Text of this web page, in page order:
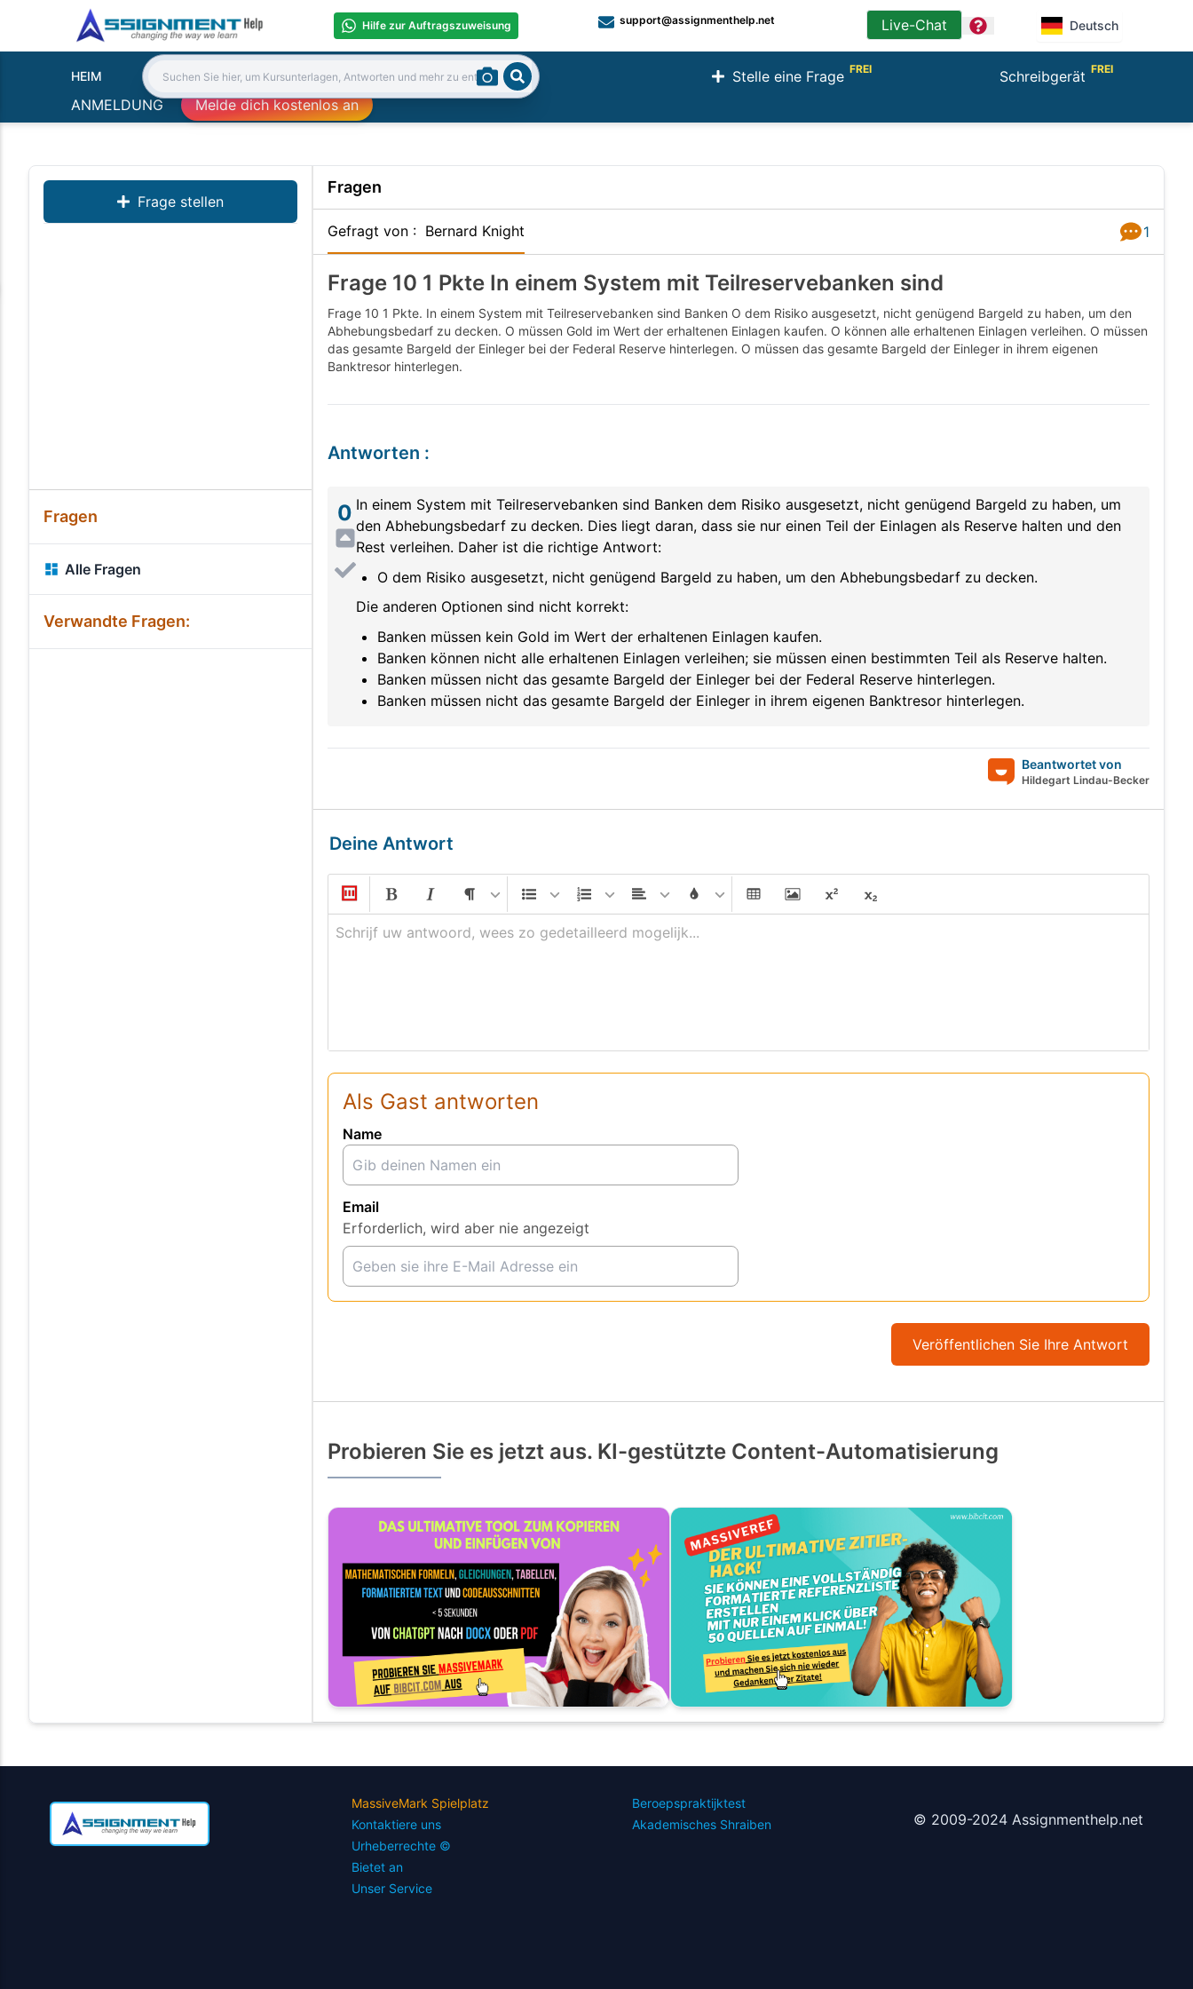
Hilfe zur Auftragszuweisung support@assignmenthelp.net Live-Chat question Deutsch
HEIM Stelle eine Frage FREI Schreibgerät FREI
ANMELDUNG Melde dich kostenlos an
Search: Search
Frage stellen
Fragen
Alle Fragen
Verwandte Fragen:
Fragen
Gefragt von : Bernard Knight
Antworten
1
Frage 10 1 Pkte In einem System mit Teilreservebanken sind
Frage 10 1 Pkte. In einem System mit Teilreservebanken sind Banken O dem Risiko ausgesetzt, nicht genügend Bargeld zu haben, um den
Abhebungsbedarf zu decken. O müssen Gold im Wert der erhaltenen Einlagen kaufen. O können alle erhaltenen Einlagen verleihen. O müssen
das gesamte Bargeld der Einleger bei der Federal Reserve hinterlegen. O müssen das gesamte Bargeld der Einleger in ihrem eigenen
Banktresor hinterlegen.
Antworten :
0 In einem System mit Teilreservebanken sind Banken dem Risiko ausgesetzt, nicht genügend Bargeld zu haben, um
den Abhebungsbedarf zu decken. Dies liegt daran, dass sie nur einen Teil der Einlagen als Reserve halten und den
Rest verleihen. Daher ist die richtige Antwort:
O dem Risiko ausgesetzt, nicht genügend Bargeld zu haben, um den Abhebungsbedarf zu decken.
Die anderen Optionen sind nicht korrekt:
Banken müssen kein Gold im Wert der erhaltenen Einlagen kaufen.
Banken können nicht alle erhaltenen Einlagen verleihen; sie müssen einen bestimmten Teil als Reserve halten.
Banken müssen nicht das gesamte Bargeld der Einleger bei der Federal Reserve hinterlegen.
Banken müssen nicht das gesamte Bargeld der Einleger in ihrem eigenen Banktresor hinterlegen.
Beantwortet von
Hildegart Lindau-Becker
Deine Antwort
Schrijf uw antwoord, wees zo gedetailleerd mogelijk...
Als Gast antworten
Name
Email
Erforderlich, wird aber nie angezeigt
Veröffentlichen Sie Ihre Antwort
Probieren Sie es jetzt aus. KI-gestützte Content-Automatisierung
MassiveMark Spielplatz
Kontaktiere uns
Urheberrechte ©
Bietet an
Unser Service
Beroepspraktijktest
Akademisches Shraiben
© 2009-2024 Assignmenthelp.net